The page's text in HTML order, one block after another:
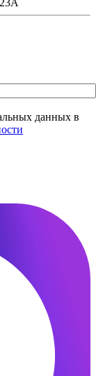
данных в